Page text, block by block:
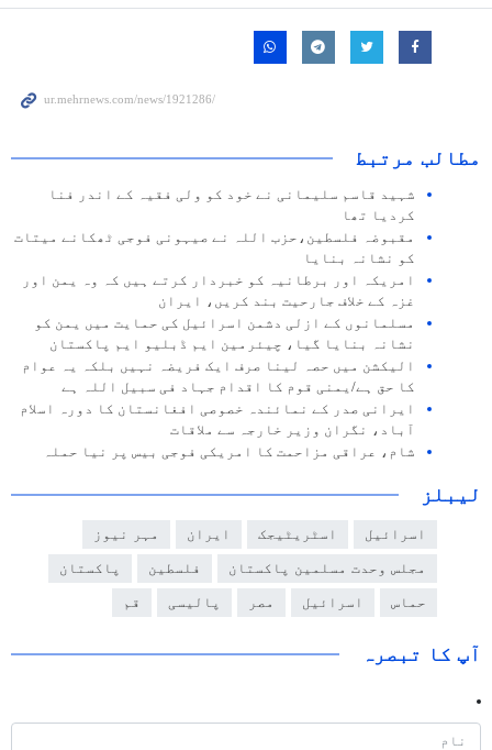
مطالب مرتبط
شہید قاسم سلیمانی نے خود کو ولی فقیہ کے اندر فنا
کردیا تھا
مقبوضہ فلسطین،حزب اللہ نے صیہونی فوجی ٹھکانے میتات
کو نشانہ بنایا
امریکہ اور برطانیہ کو خبردار کرتے ہیں کہ وہ یمن اور
غزہ کے خلاف جارحیت بند کریں، ایران
مسلمانوں کے ازلی دشمن اسرائیل کی حمایت میں یمن کو
نشانہ بنایا گیا، چیئرمین ایم ڈبلیو ایم پاکستان
الیکشن میں حصہ لینا صرف ایک فریضہ نہیں بلکہ یہ عوام
کا حق ہے/یمنی قوم کا اقدام جہاد فی سبیل اللہ ہے
ایرانی صدر کے نمائندہ خصوصی افغانستان کا دورہ اسلام
آباد، نگران وزیر خارجہ سے ملاقات
شام، عراقی مزاحمت کا امریکی فوجی بیس پر نیا حملہ
لیبلز
اسرائيل اسٹریٹیجک ایران مہر نیوز
مجلس وحدت مسلمین پاکستان فلسطین پاکستان
حماس اسرائیل مصر پالیسی قم
آپ کا تبصرہ